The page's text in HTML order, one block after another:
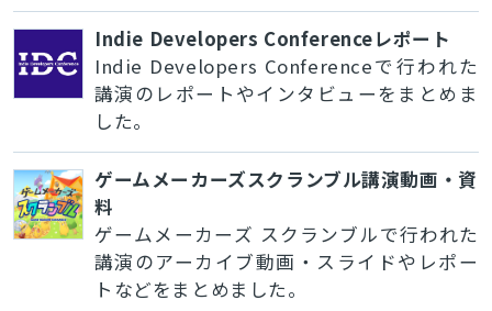
Indie Developers Conferenceレポート
Indie Developers Conferenceで行われた
講演のレポートやインタビューをまとめま
した。
ゲームメーカーズスクランブル講演動画・資
料
ゲームメーカーズ スクランブルで行われた
講演のアーカイブ動画・スライドやレポー
トなどをまとめました。